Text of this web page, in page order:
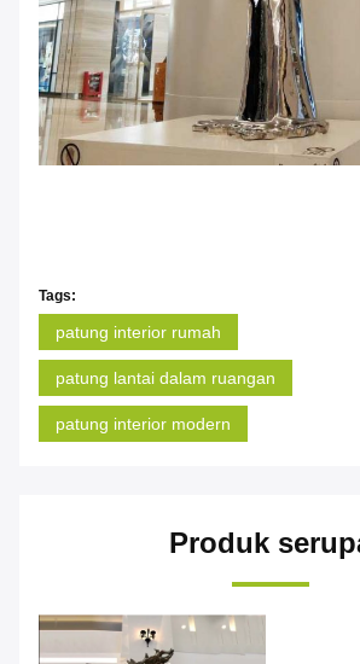
Tags:
patung interior rumah
patung lantai dalam ruangan
patung interior modern
Produk